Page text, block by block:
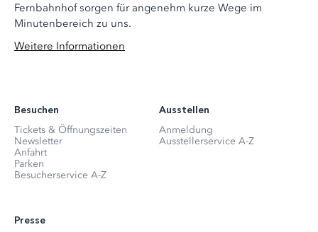
Fernbahnhof sorgen für angenehm kurze Wege im
Minutenbereich zu uns.
Weitere Informationen
Besuchen
Tickets & Öffnungszeiten
Newsletter
Anfahrt
Parken
Besucherservice A-Z
Ausstellen
Anmeldung
Ausstellerservice A-Z
Presse